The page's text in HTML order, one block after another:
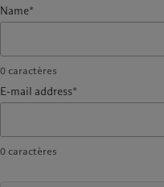
Name*
0 caractères
E-mail address*
0 caractères